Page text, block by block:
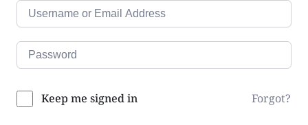
Keep me signed in Forgot?